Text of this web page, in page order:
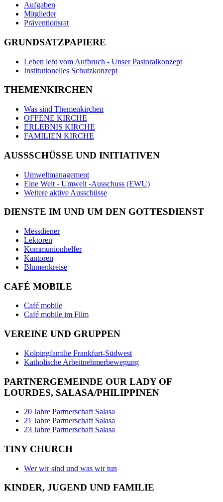
Aufgaben
Mitglieder
Präventionsrat
GRUNDSATZPAPIERE
Leben lebt vom Aufbruch - Unser Pastoralkonzept
Institutionelles Schutzkonzept
THEMENKIRCHEN
Was sind Themenkirchen
OFFENE KIRCHE
ERLEBNIS KIRCHE
FAMILIEN KIRCHE
AUSSSCHÜSSE UND INITIATIVEN
Umweltmanagement
Eine Welt - Umwelt -Ausschuss (EWU)
Weitere aktive Ausschüsse
DIENSTE IM UND UM DEN GOTTESDIENST
Messdiener
Lektoren
Kommunionhelfer
Kantoren
Blumenkreise
CAFÉ MOBILE
Café mobile
Café mobile im Film
VEREINE UND GRUPPEN
Kolpingfamilie Frankfurt-Südwest
Katholische Arbeitnehmerbewegung
PARTNERGEMEINDE OUR LADY OF
LOURDES, SALASA/PHILIPPINEN
20 Jahre Partnerschaft Salasa
21 Jahre Partnerschaft Salasa
23 Jahre Partnerschaft Salasa
TINY CHURCH
Wer wir sind und was wir tun
KINDER, JUGEND UND FAMILIE